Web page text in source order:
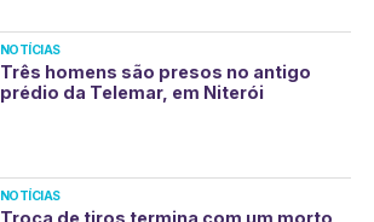
NOTÍCIAS
Três homens são presos no antigo
prédio da Telemar, em Niterói
NOTÍCIAS